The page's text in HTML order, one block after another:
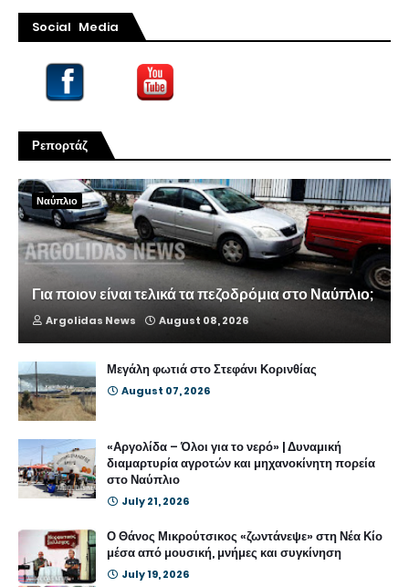
Social Media
Ρεπορτάζ
Ναύπλιο
Για ποιον είναι τελικά τα πεζοδρόμια στο Ναύπλιο;
Argolidas News August 08, 2026
Μεγάλη φωτιά στο Στεφάνι Κορινθίας
August 07, 2026
«Αργολίδα – Όλοι για το νερό» | Δυναμική
διαμαρτυρία αγροτών και μηχανοκίνητη πορεία
στο Ναύπλιο
July 21, 2026
Ο Θάνος Μικρούτσικος «ζωντάνεψε» στη Νέα Κίο
μέσα από μουσική, μνήμες και συγκίνηση
July 19, 2026